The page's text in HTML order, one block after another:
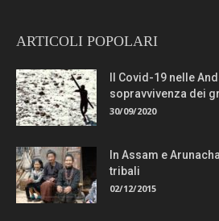
ARTICOLI POPOLARI
Il Covid-19 nelle
sopravvivenza dei
30/09/2020
In Assam e
tribali
02/12/2015